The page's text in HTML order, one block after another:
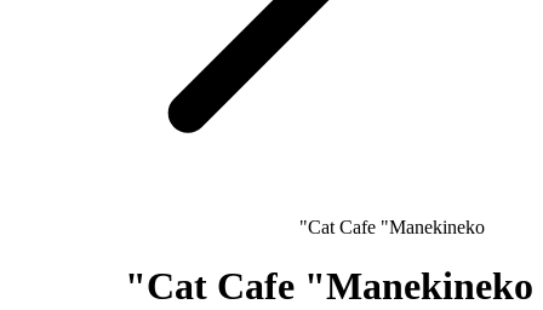
Cat Cafe "Manekineko"
Cat Cafe "Manekineko"